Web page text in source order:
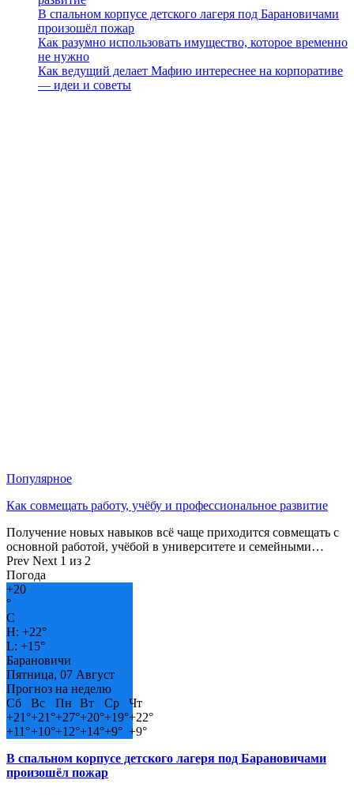
В спальном корпусе детского лагеря под Барановичами
произошёл пожар
Как разумно использовать имущество, которое временно
не нужно
Как ведущий делает Мафию интереснее на корпоративе
— идеи и советы
Популярное
Как совмещать работу, учёбу и профессиональное развитие
Получение новых навыков всё чаще приходится совмещать с
основной работой, учёбой в университете и семейными…
Prev Next 1 из 2
Погода
+20
°
C
H: +22°
L: +15°
Барановичи
Пятница, 07 Август
Прогноз на неделю
Сб
Вс Пн Вт Ср
Чт
+21°+21°+27°+20°+19°+22°
+11°+10°+12°+14°+9° +9°
В спальном корпусе детского лагеря под Барановичами
произошёл пожар